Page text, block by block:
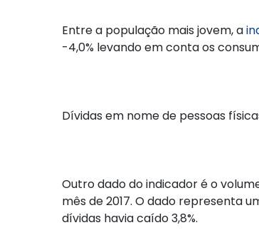
Entre a população mais jovem, a
-4,0% levando em conta os
Dívidas em nome de pessoas
Outro dado do indicador é o
mês de 2017. O dado representa
dívidas havia caído 3,8%.